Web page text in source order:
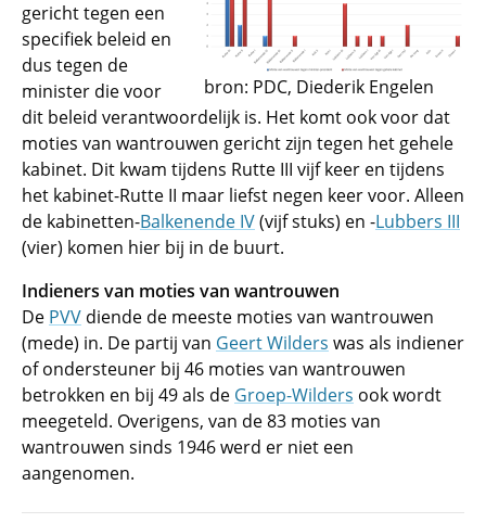
bron: PDC, Diederik Engelen
gericht tegen een
specifiek beleid en
dus tegen de
minister die voor
dit beleid verantwoordelijk is. Het komt ook voor dat
moties van wantrouwen gericht zijn tegen het gehele
kabinet. Dit kwam tijdens Rutte III vijf keer en tijdens
het kabinet-Rutte II maar liefst negen keer voor. Alleen
de kabinetten-Balkenende IV(vijf stuks) en -Lubbers III
(vier) komen hier bij in de buurt.
Indieners van moties van wantrouwen
De PVV diende de meeste moties van wantrouwen
(mede) in. De partij van Geert Wilders was als indiener
of ondersteuner bij 46 moties van wantrouwen
betrokken en bij 49 als de Groep-Wilders ook wordt
meegeteld. Overigens, van de 83 moties van
wantrouwen sinds 1946 werd er niet een
aangenomen.